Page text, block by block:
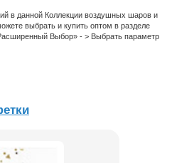
в данной Коллекции воздушных шаров и
выбрать и купить оптом в разделе
Выбор» - > Выбрать параметр